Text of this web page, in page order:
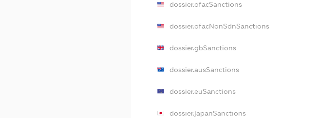
dossier.ofacSanctions
dossier.ofacNonSdnSanctions
dossier.gbSanctions
dossier.ausSanctions
dossier.euSanctions
dossier.japanSanctions